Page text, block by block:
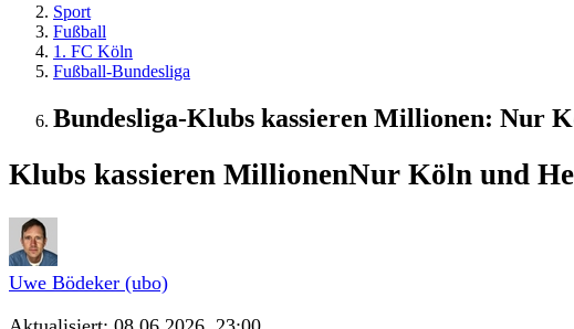
Sport
Fußball
1. FC Köln
Fußball-Bundesliga
Bundesliga-Klubs kassieren Millionen: Nur
Klubs kassieren MillionenNur Köln und
Uwe Bödeker (ubo)